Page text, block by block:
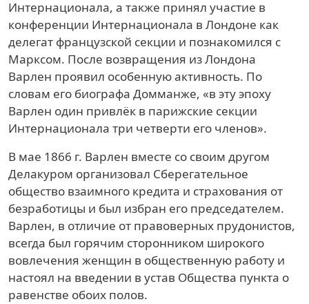
Интернационала, а также принял участие в
конференции Интернационала в Лондоне как
делегат французской секции и познакомился с
Марксом. После возвращения из Лондона
Варлен проявил особенную активность. По
словам его биографа Домманже, «в эту эпоху
Варлен один привлёк в парижские секции
Интернационала три четверти его членов».
В мае 1866 г. Варлен вместе со своим другом
Делакуром организовал Сберегательное
общество взаимного кредита и страхования от
безработицы и был избран его председателем.
Варлен, в отличие от правоверных прудонистов,
всегда был горячим сторонником широкого
вовлечения женщин в общественную работу и
настоял на введении в устав Общества пункта о
равенстве обоих полов.